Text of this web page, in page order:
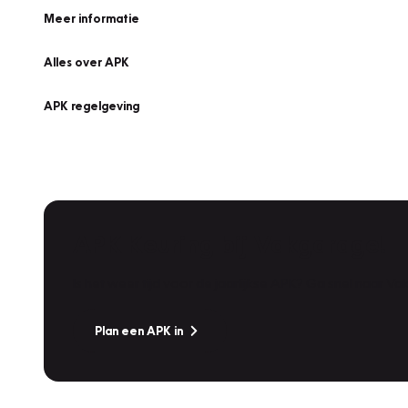
Meer informatie
Alles over APK
APK regelgeving
Plan een APK in